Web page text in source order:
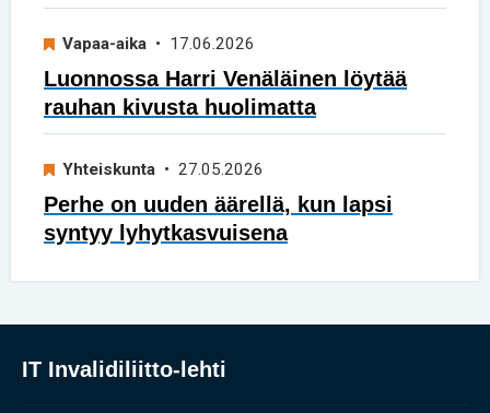
Vapaa-aika • 17.06.2026
Luonnossa Harri Venäläinen löytää
rauhan kivusta huolimatta
Yhteiskunta • 27.05.2026
Perhe on uuden äärellä, kun lapsi
syntyy lyhytkasvuisena
IT Invalidiliitto-lehti